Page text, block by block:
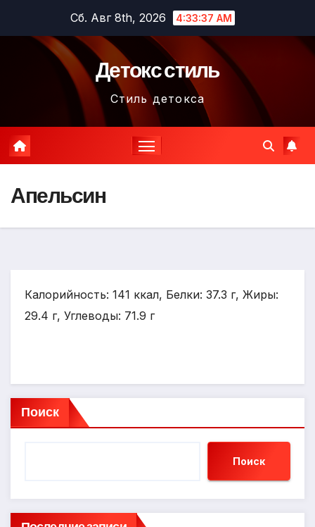
содержимому
Сб. Авг 8th, 2026 4:33:38 AM
Детокс стиль
Стиль детокса
Апельсин
Калорийность: 141 ккал, Белки: 37.3 г, Жиры:
29.4 г, Углеводы: 71.9 г
Поиск
Поиск